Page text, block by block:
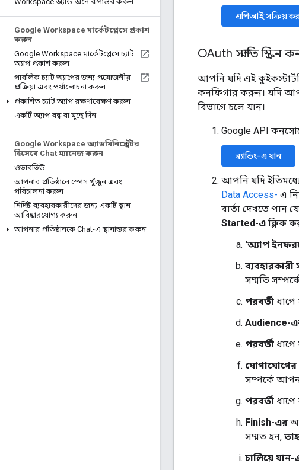
Google Workspace মার্কেটপ্লেসে প্রকাশ
করুন
Google Workspace মার্কেটপ্লেসে চ্যাট
অ্যাপ প্রকাশ করুন
পাবলিক চ্যাট অ্যাপের জন্য প্রয়োজনীয়
প্রক্রিয়া এবং পর্যালোচনা করুন
প্রকাশিত চ্যাট অ্যাপ রক্ষণাবেক্ষণ করুন
একটি অ্যাপ বন্ধ বা মুছে দিন
Google Workspace অ্যাডমিনিস্ট্রেটর
হিসেবে Chat ম্যানেজ করুন
ওভারভিউ
আপনার প্রতিষ্ঠানে স্পেস খুঁজুন এবং
পরিচালনা করুন
নির্দিষ্ট ব্যবহারকারীদের জন্য একটি স্থান
আবিষ্কারযোগ্য করুন
আপনার প্রতিষ্ঠানকে Chat-এ স্থানান্তর করুন
এপিআই সক্রিয়
OAuth সম্মতি
আপনি যদি এই
কনফিগার করুন। যদি
বিভাগে চলে যান।
Google API
ব্র্যান্ডিং-এ যান
আপনি যদি
Data Access- এ
বার্তা দেখতে পান
Started-এ ক্লিক
'অ্যাপ
ব্যবহারকারী
সম্মতি
পরবর্তী ধাপে
Audience-
পরবর্তী ধাপে
যোগাযোগের
সম্পর্কে
পরবর্তী ধাপে
Finish-এর
সম্মত হন,
চালিয়ে যান-